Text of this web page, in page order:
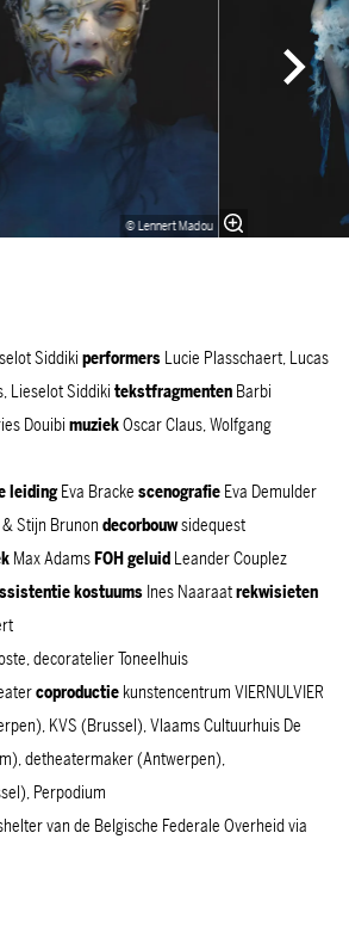
© Lennert Madou
Siddiki performers Lucie Plasschaert, Lucas
Lieselot Siddiki tekstfragmenten Barbi
Douibi muziekOscar Claus, Wolfgang
leidingEva Bracke scenografie Eva Demulder
Stijn Brunon decorbouwsidequest
Max AdamsFOH geluid Leander Couplez
kostuums Ines Naaraatrekwisieten
decoratelier Toneelhuis
coproductie kunstencentrum VIERNULVIER
KVS (Brussel), Vlaams Cultuurhuis De
detheatermaker (Antwerpen),
Perpodium
van de Belgische Federale Overheid via